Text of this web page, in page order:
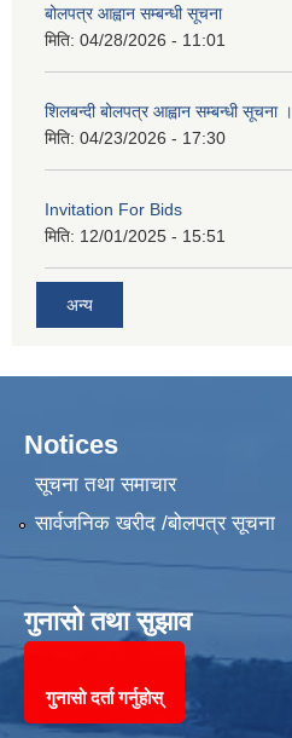
बोलपत्र आह्वान सम्बन्धी सूचना
मिति: 04/28/2026 - 11:01
शिलबन्दी बोलपत्र आह्वान सम्बन्धी सूचना ।
मिति: 04/23/2026 - 17:30
Invitation For Bids
मिति: 12/01/2025 - 15:51
अन्य
Notices
सूचना तथा समाचार
सार्वजनिक खरीद /बोलपत्र सूचना
गुनासो तथा सुझाव
गुनासो दर्ता गर्नुहोस्